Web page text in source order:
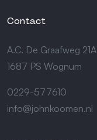
Contact
A.C. De Graafweg 21A
1687 PS Wognum
0229-577610
info@johnkoomen.nl